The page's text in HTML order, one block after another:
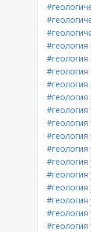
#геология
#геология
#геология
#геология
#геология
#геология
#геология
#геология
#геология
#геология
#геология